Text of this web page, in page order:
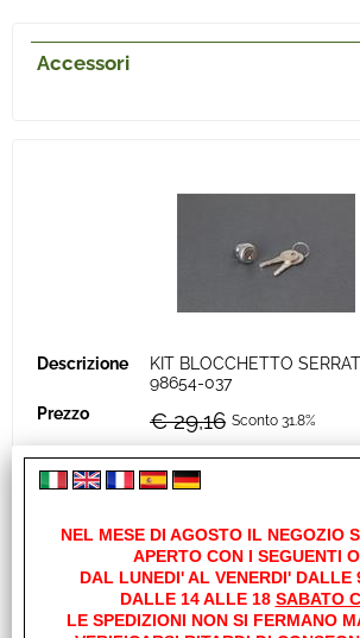
Accessori
KIT BLOCCHETTO
98654-037
€ 29,16 Sconto 31.8%
€19,90
Iva inclusa
NEL MESE DI AGOSTO IL NEGOZIO
APERTO CON I SEGUENTI
DAL LUNEDI' AL VENERDI' DALLE
DALLE 14 ALLE 18 SABATO
LE SPEDIZIONI NON SI FERMANO